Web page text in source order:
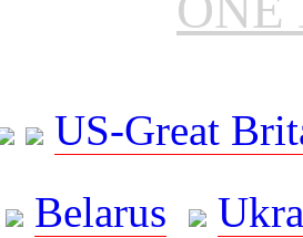
US-Great
Belarus